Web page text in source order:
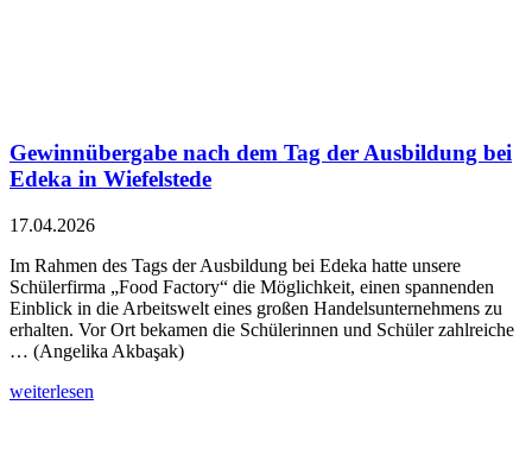
Gewinnübergabe nach dem Tag der Ausbildung bei
Edeka in Wiefelstede
17.04.2026
Im Rahmen des Tags der Ausbildung bei Edeka hatte unsere
Schülerfirma „Food Factory“ die Möglichkeit, einen spannenden
Einblick in die Arbeitswelt eines großen Handelsunternehmens zu
erhalten. Vor Ort bekamen die Schülerinnen und Schüler zahlreiche
… (Angelika Akbaşak)
weiterlesen